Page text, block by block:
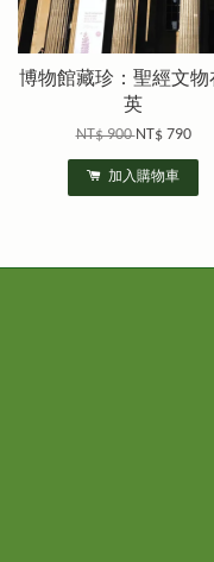
博物館藏珍：聖經文物
英
NT$ 900NT$ 790
加入購物車